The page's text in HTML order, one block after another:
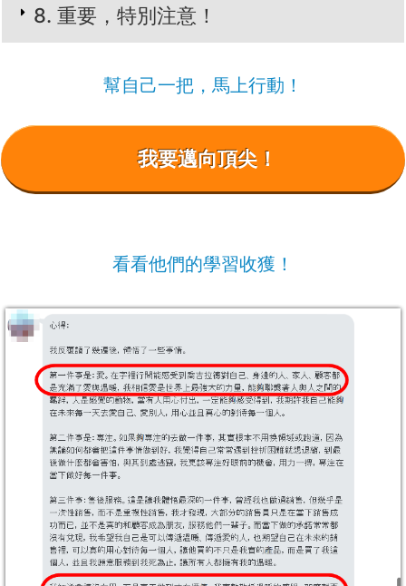
​​​​​​8. 重要，特別注意！
幫自己一把，馬上行動！
​我要邁向頂尖！
看看他們的學習收獲！